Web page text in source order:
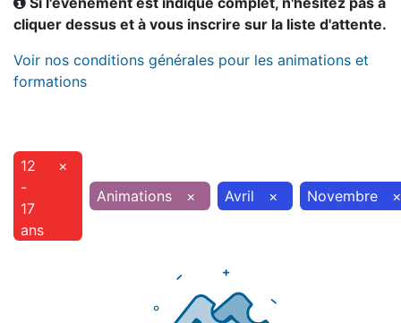
cliquer dessus et à vous inscrire sur la liste d'attente.
Voir nos conditions générales pour les animations et
formations
12
-
17
ans
×
Animations
× Avril × Novembre ×